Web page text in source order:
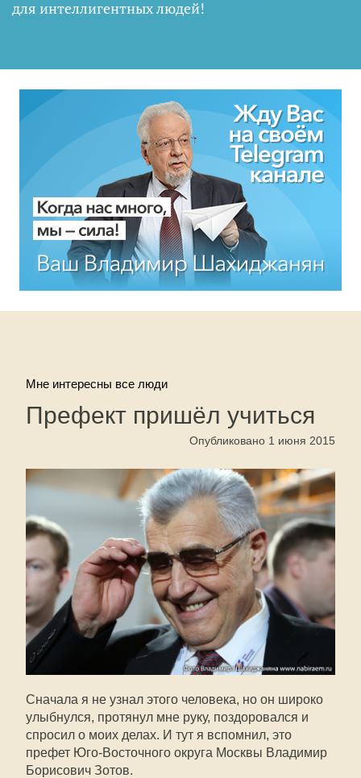
для интеллигентных людей!
Мне интересны все люди
Префект пришёл учиться
Опубликовано 1 июня 2015
Сначала я не узнал этого человека, но он широко
улыбнулся, протянул мне руку, поздоровался и
спросил о моих делах. И тут я вспомнил, это
префет Юго-Восточного округа Москвы Владимир
Борисович Зотов.